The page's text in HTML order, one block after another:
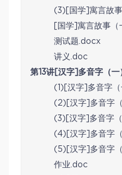
(3)[国学]寓言故
[国学]寓言故事
测试题.docx
讲义.doc
第13讲[汉字]多音字（一
(1)[汉字]多音字
(2)[汉字]多音字
(3)[汉字]多音字
(4)[汉字]多音字
(5)[汉字]多音字
作业.doc